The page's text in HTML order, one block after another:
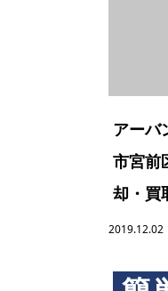
アーバ
市宮
却・買
2019.12.02